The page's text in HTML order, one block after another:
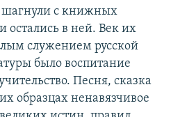
с книжных
остались в ней. Век их
служением русской
было воспитание
Песня, сказка
образцах ненавязчивое